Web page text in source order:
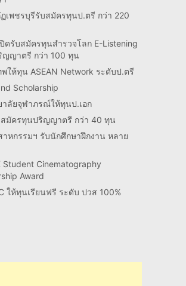
เพชรบุรีรับสมัครทุนป.ตรี กว่า 220
ปิดรับสมัครทุนสำรวจโลก E-Listening
ญญาตรี กว่า 100 ทุน
พให้ทุน ASEAN Network ระดับป.ตรี
Scholarship
าลัยจุฬาภรณ์ให้ทุนป.เอก
มัครทุนปริญญาตรี กว่า 40 ทุน
าหกรรมฯ รับนักศึกษาฝึกงาน หลาย
Student Cinematography
Award
ให้ทุนเรียนฟรี ระดับ ปวส 100%